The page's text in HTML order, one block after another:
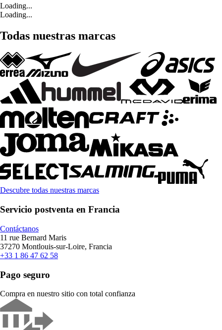
Loading...
Loading...
Todas nuestras marcas
Descubre todas nuestras marcas
Servicio postventa en Francia
Contáctanos
11 rue Bernard Maris
37270 Montlouis-sur-Loire, Francia
+33 1 86 47 62 58
Pago seguro
Compra en nuestro sitio con total confianza